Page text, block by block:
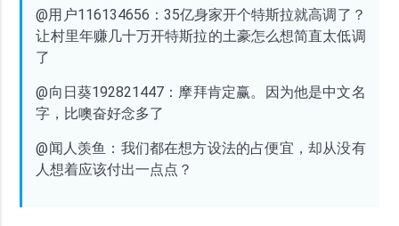
@用户116134656：35亿身家开个特斯拉就高调了？
让村里年赚几十万开特斯拉的土豪怎么想简直太低调
了
@向日葵192821447：摩拜肯定赢。因为他是中文名
字，比噢奋好念多了
@闻人羡鱼：我们都在想方设法的占便宜，却从没有
人想着应该付出一点点？